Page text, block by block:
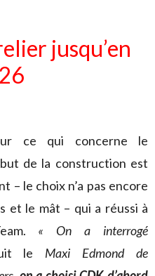
jusqu’en
ce qui concerne le
de la construction est
– le choix n’a pas encore
et le mât – qui a réussi à
« On a interrogé
le Maxi Edmond de